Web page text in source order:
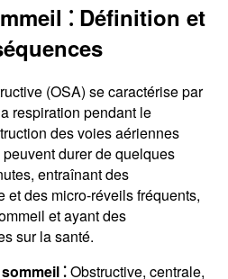
⁚ Définition et
(OSA) se caractérise par
respiration pendant le
des voies aériennes
durer de quelques
entraînant des
et des micro-réveils fréquents,
et ayant des
sur la santé.
⁚Obstructive, centrale,